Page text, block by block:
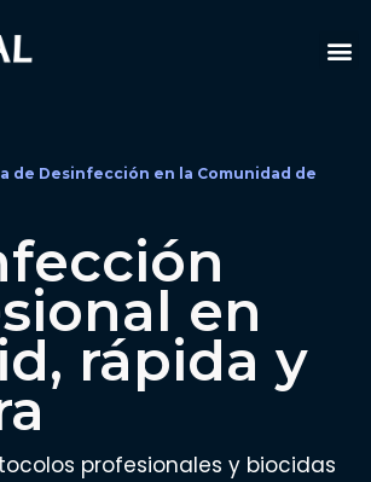
de Desinfección en la Comunidad de
en
rápida y
profesionales y biocidas